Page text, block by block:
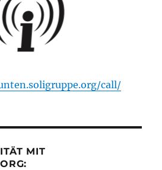
call/
MIT